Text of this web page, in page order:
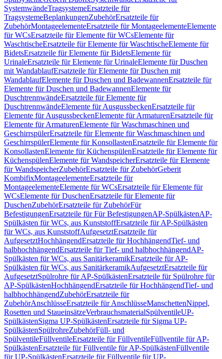
SystemwändeTragsystemeErsatzteile für
TragsystemeBeplankungenZubehörErsatzteile für
ZubehörMontageelementeErsatzteile für MontageelementeElemente
für WCsErsatzteile für Elemente für WCsElemente für
WaschtischeErsatzteile für Elemente für WaschtischeElemente für
BidetsErsatzteile für Elemente für BidetsElemente für
UrinaleErsatzteile für Elemente für UrinaleElemente für Duschen
mit WandablaufErsatzteile für Elemente für Duschen mit
WandablaufElemente für Duschen und BadewannenErsatzteile für
Elemente für Duschen und BadewannenElemente für
DuschtrennwändeErsatzteile für Elemente für
DuschtrennwändeElemente für AusgussbeckenErsatzteile für
Elemente für AusgussbeckenElemente für ArmaturenErsatzteile für
Elemente für ArmaturenElemente für Waschmaschinen und
GeschirrspülerErsatzteile für Elemente für Waschmaschinen und
GeschirrspülerElemente für KonsollastenErsatzteile für Elemente für
KonsollastenElemente für KüchenspülenErsatzteile für Elemente für
KüchenspülenElemente für WandspeicherErsatzteile für Elemente
für WandspeicherZubehörErsatzteile für ZubehörGeberit
KombifixMontageelementeErsatzteile für
MontageelementeElemente für WCsErsatzteile für Elemente für
WCsElemente für DuschenErsatzteile für Elemente für
DuschenZubehörErsatzteile für ZubehörFür
BefestigungenErsatzteile für Für BefestigungenAP-SpülkästenAP-
Spülkästen für WCs, aus KunststoffErsatzteile für AP-Spülkästen
für WCs, aus KunststoffAufgesetztErsatzteile für
AufgesetztHochhängendErsatzteile für HochhängendTief- und
halbhochhängendErsatzteile für Tief- und halbhochhängendAP-
Spülkästen für WCs, aus SanitärkeramikErsatzteile für AP-
Spülkästen für WCs, aus SanitärkeramikAufgesetztErsatzteile für
AufgesetztSpülrohre für AP-SpülkästenErsatzteile für Spülrohre für
AP-SpülkästenHochhängendErsatzteile für HochhängendTief- und
halbhochhängendZubehörErsatzteile für
ZubehörAnschlüsseErsatzteile für AnschlüsseManschettenNippel,
Rosetten und StaueinsätzeVerbrauchsmaterialSpülventileUP-
SpülkästenSigma UP-SpülkästenErsatzteile für Sigma UP-
SpülkästenSpülrohreZubehörFüll- und
SpülventileFüllventileErsatzteile für FüllventileFüllventile für AP-
SpülkästenErsatzteile für Füllventile für AP-SpülkästenFüllventile
für UP-SpülkästenErsatzteile für Füllventile für UP-